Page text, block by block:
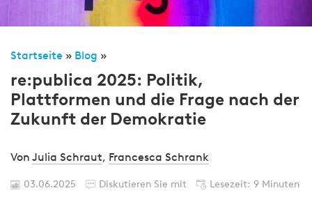
Startseite » Blog »
re:publica 2025: Politik,
Plattformen und die Frage nach der
Zukunft der Demokratie
Von Julia Schraut, Francesca Schrank
03.06.2025 Diskutieren Sie mit Lesezeit: 9 Minuten